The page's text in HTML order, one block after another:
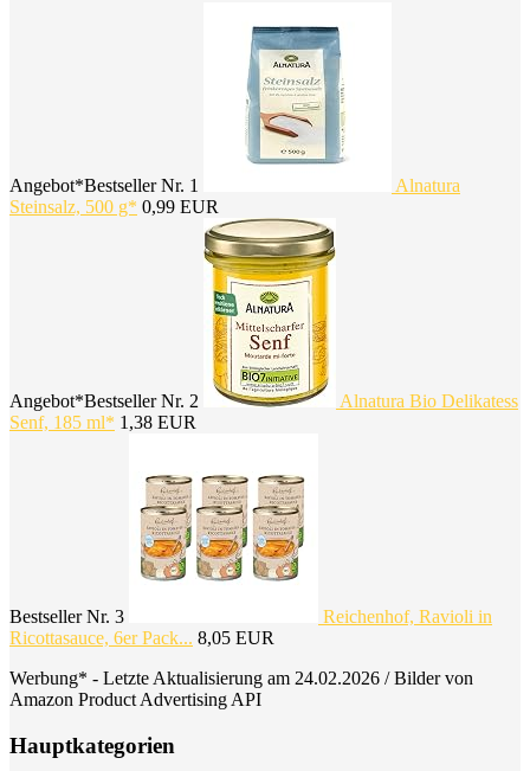
Angebot*Bestseller Nr. 1
Alnatura
Steinsalz, 500 g* 0,99 EUR
Angebot*Bestseller Nr. 2
Alnatura Bio Delikatess
Senf, 185 ml* 1,38 EUR
Bestseller Nr. 3
Reichenhof, Ravioli in
Ricottasauce, 6er Pack... 8,05 EUR
Werbung* - Letzte Aktualisierung am 24.02.2026 / Bilder von
Amazon Product Advertising API
Hauptkategorien